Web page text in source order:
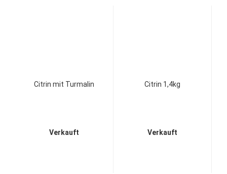
Citrin mit Turmalin
Verkauft
Citrin 1,4kg
Verkauft